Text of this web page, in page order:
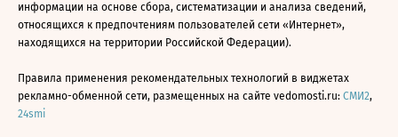
информации на основе сбора, систематизации и анализа сведений,
относящихся к предпочтениям пользователей сети «Интернет»,
находящихся на территории Российской Федерации).
Правила применения рекомендательных технологий в виджетах
рекламно-обменной сети, размещенных на сайте vedomosti.ru: СМИ2,
24smi